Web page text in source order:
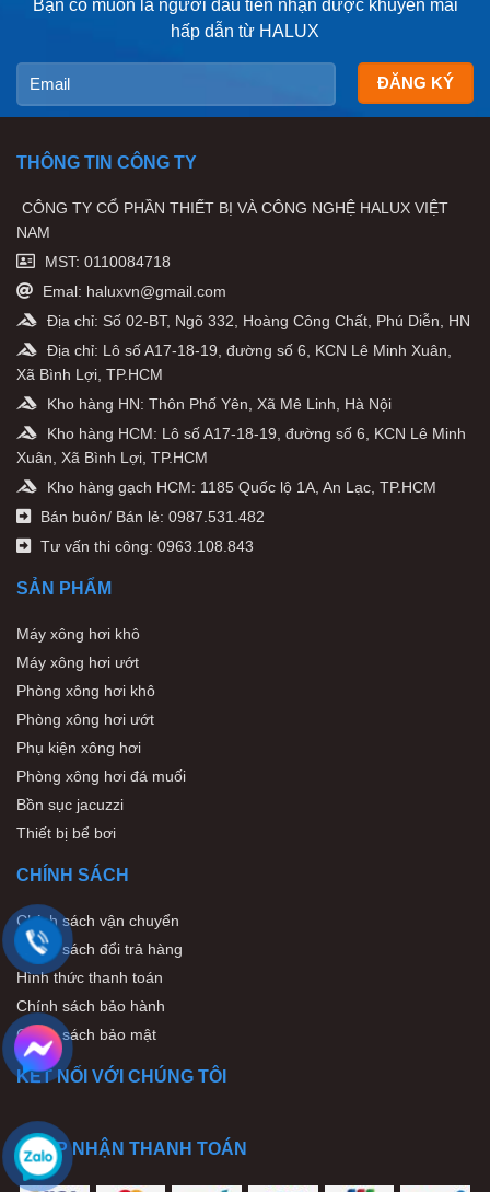
Bạn có muốn là người đầu tiên nhận được khuyến mãi
hấp dẫn từ HALUX
THÔNG TIN CÔNG TY
CÔNG TY CỔ PHẦN THIẾT BỊ VÀ CÔNG NGHỆ HALUX VIỆT
NAM
MST: 0110084718
Emal: haluxvn@gmail.com
Địa chỉ: Số 02-BT, Ngõ 332, Hoàng Công Chất, Phú Diễn, HN
Địa chỉ: Lô số A17-18-19, đường số 6, KCN Lê Minh Xuân,
Xã Bình Lợi, TP.HCM
Kho hàng HN: Thôn Phố Yên, Xã Mê Linh, Hà Nội
Kho hàng HCM: Lô số A17-18-19, đường số 6, KCN Lê Minh
Xuân, Xã Bình Lợi, TP.HCM
Kho hàng gạch HCM: 1185 Quốc lộ 1A, An Lạc, TP.HCM
Bán buôn/ Bán lẻ: 0987.531.482
Tư vấn thi công: 0963.108.843
SẢN PHẨM
Máy xông hơi khô
Máy xông hơi ướt
Phòng xông hơi khô
Phòng xông hơi ướt
Phụ kiện xông hơi
Phòng xông hơi đá muối
Bồn sục jacuzzi
Thiết bị bể bơi
CHÍNH SÁCH
Chính sách vận chuyển
Chính sách đổi trả hàng
Hình thức thanh toán
Chính sách bảo hành
Chính sách bảo mật
KẾT NỐI VỚI CHÚNG TÔI
CHẤP NHẬN THANH TOÁN